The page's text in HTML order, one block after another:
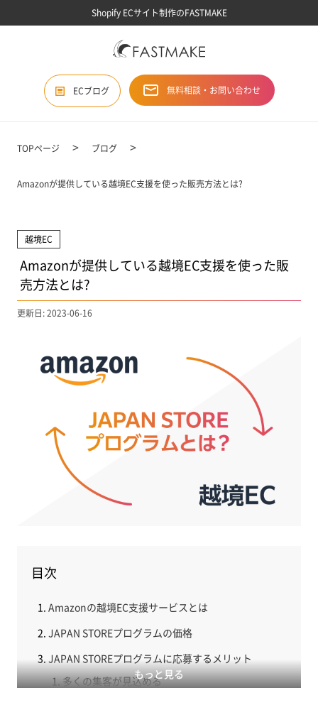
Shopify ECサイト制作のFASTMAKE
ECブログ 無料相談・お問い合わせ
TOPページ ブログ
Amazonが提供している越境EC支援を使った販売方法とは?
越境EC
Amazonが提供している越境EC支援を使った販
売方法とは?
更新日: 2023-06-16
もっと見る
目次
Amazonの越境EC支援サービスとは
JAPAN STOREプログラムの価格
JAPAN STOREプログラムに応募するメリット
多くの集客が見込める